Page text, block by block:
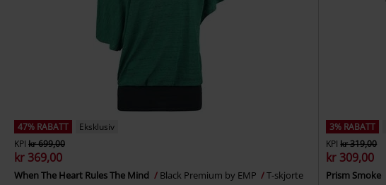
47% RABATT
Eksklusiv
KPI kr 699,00
kr 369,00
When The Heart Rules The Mind Black Premium by EMP T-skjorte
3% RABATT
KPI kr 319,00
kr 309,00
Prism Smoke